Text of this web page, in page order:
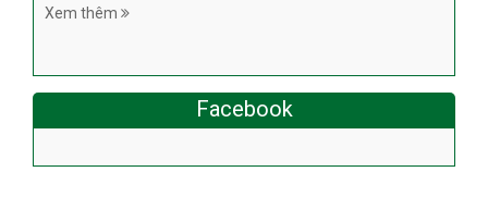
Xem thêm
Facebook